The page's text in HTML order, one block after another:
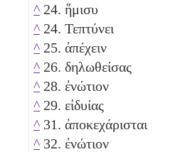
^ 24. ἥμισυ
^ 24. Τεπτύνει
^ 25. ἀπέχειν
^ 26. δηλωθείσας
^ 28. ἐνώτιον
^ 29. εἰδυίας
^ 31. ἀποκεχάρισται
^ 32. ἐνώτιον